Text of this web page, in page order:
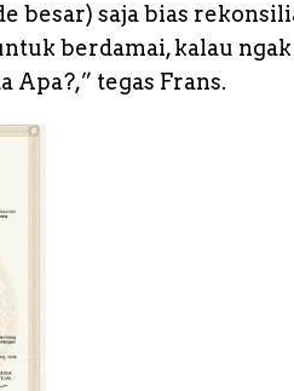
besar) saja bias
berdamai, kalau
Apa?,” tegas Frans.